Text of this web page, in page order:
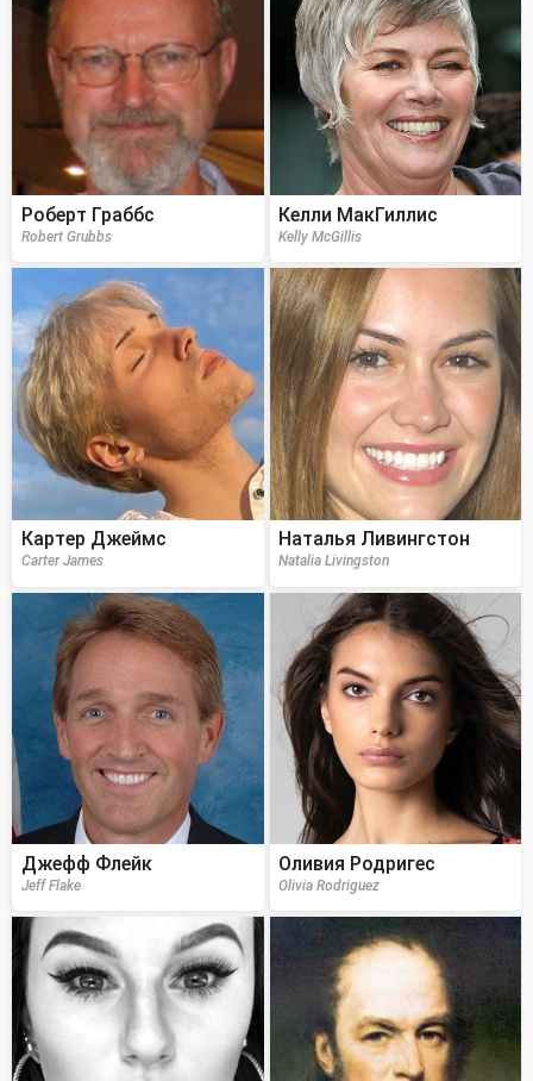
Роберт Граббс
Robert Grubbs
Келли МакГиллис
Kelly McGillis
Картер Джеймс
Carter James
Наталья Ливингстон
Natalia Livingston
Джефф Флейк
Jeff Flake
Оливия Родригес
Olivia Rodriguez